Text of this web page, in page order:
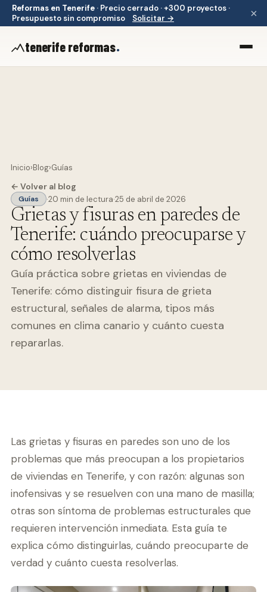
Reformas en Tenerife · Precio cerrado · +300 proyectos ·
Presupuesto sin compromiso
Solicitar → ×
tenerife reformas.
Inicio›Blog›Guías
← Volver al blog
Guías ·20 min de lectura·25 de abril de 2026
Grietas y fisuras en paredes de
Tenerife: cuándo preocuparse y
cómo resolverlas
Guía práctica sobre grietas en viviendas de
Tenerife: cómo distinguir fisura de grieta
estructural, señales de alarma, tipos más
comunes en clima canario y cuánto cuesta
repararlas.
Las grietas y fisuras en paredes son uno de los
problemas que más preocupan a los propietarios
de viviendas en Tenerife, y con razón: algunas son
inofensivas y se resuelven con una mano de masilla;
otras son síntoma de problemas estructurales que
requieren intervención inmediata. Esta guía te
explica cómo distinguirlas, cuándo preocuparte de
verdad y cuánto cuesta resolverlas.